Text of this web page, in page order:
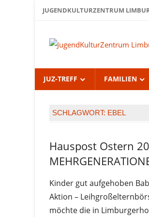
ZumJUGENDKULTURZENTRUM
JUZ-TREFF FAMILIEN
SCHLAGWORT: EBEL
Hauspost
Ostern-
2012
Hauspost Ostern
Kinder gut aufgehoben
Aktion –
möchte die in